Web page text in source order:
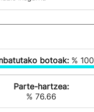
botoak: % 100
Parte-hartzea:
% 76.66